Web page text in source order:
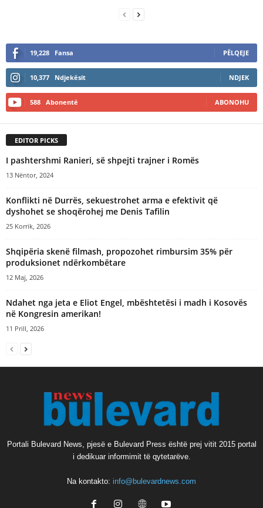
19,228 Fansa PËLQEJE
10,377 Ndjekësit NDJEK
588 Abonentë ABONOHU
EDITOR PICKS
I pashtershmi Ranieri, së shpejti trajner i Romës
13 Nëntor, 2024
Konflikti në Durrës, sekuestrohet arma e efektivit që
dyshohet se shoqërohej me Denis Tafilin
25 Korrik, 2026
Shqipëria skenë filmash, propozohet rimbursim 35% për
produksionet ndërkombëtare
12 Maj, 2026
Ndahet nga jeta e Eliot Engel, mbështetësi i madh i Kosovës
në Kongresin amerikan!
11 Prill, 2026
Portali Bulevard News, pjesë e Bulevard Press është prej vitit 2015 portal
i dedikuar informimit të qytetarëve.
Na kontakto: info@bulevardnews.com